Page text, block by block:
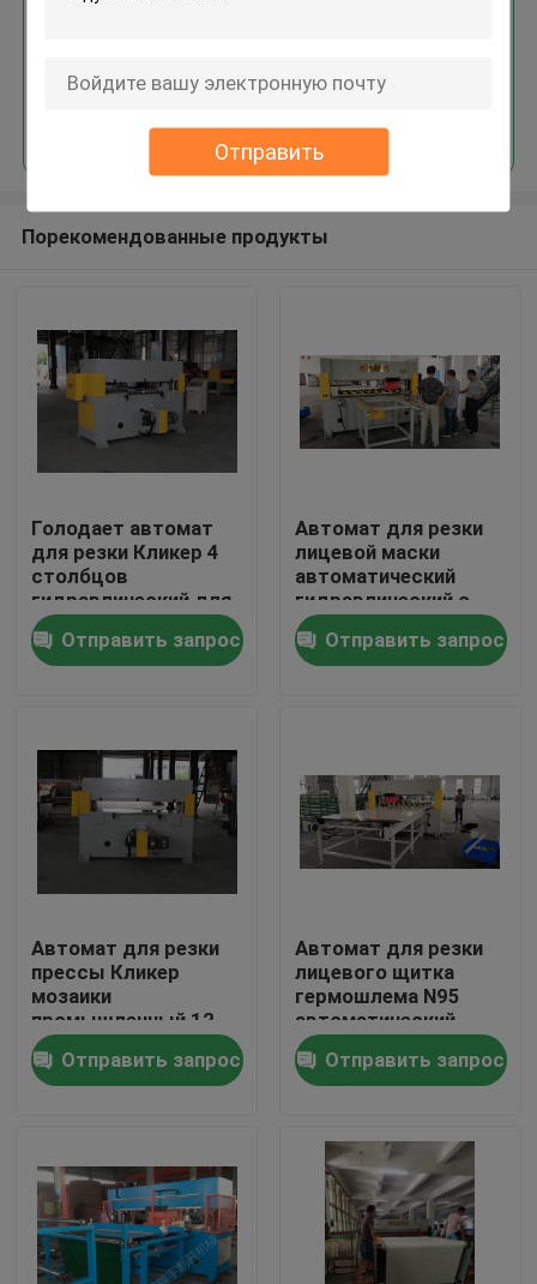
Отправить
Дом
Продукты
Путешествие фабрики
Проверка качества
Свяжитесь мы
Спросите цитату
Гидравлическая пресса умирает автомат для резки
Гидравлический автомат для резки руки качания
Порекомендованные продукты
Голодает автомат
для резки Кликер 4
столбцов
гидравлический для
лицевого щитка
гермошлема Н95
Отправить запрос
Автомат для резки
лицевой маски
автоматический
гидравлический с
высоким классом
исполнения
Отправить запрос
Автомат для резки
прессы Кликер
мозаики
промышленный 12
месяца гарантии
Отправить запрос
Автомат для резки
лицевого щитка
гермошлема N95
автоматический
гидравлический с
таблицей полного
пансиона питаясь
Отправить запрос